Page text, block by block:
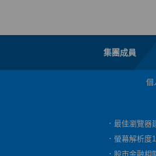
集團成員
個
．最佳瀏覽
．螢幕解析度
．股市金融